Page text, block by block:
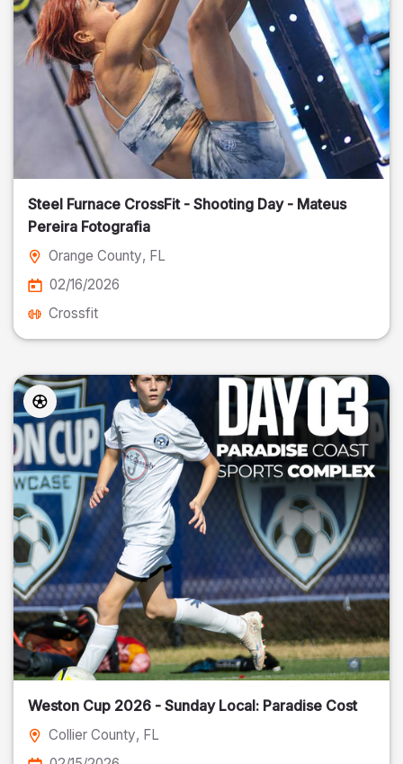
Steel Furnace CrossFit - Shooting Day - Mateus
Pereira Fotografia
Orange County, FL
02/16/2026
Crossfit
Weston Cup 2026 - Sunday Local: Paradise Cost
Collier County, FL